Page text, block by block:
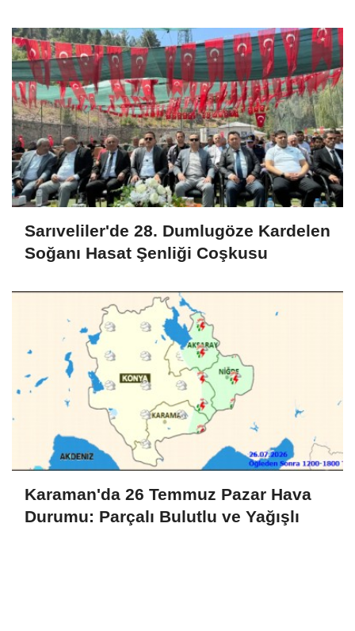
Sarıveliler'de 28. Dumlugöze Kardelen
Soğanı Hasat Şenliği Coşkusu
Karaman'da 26 Temmuz Pazar Hava
Durumu: Parçalı Bulutlu ve Yağışlı